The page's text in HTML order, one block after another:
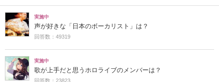
実施中
声が好きな「日本のボーカリスト」は？
回答数：49319
実施中
歌が上手だと思うホロライブのメンバーは？
回答数：23823